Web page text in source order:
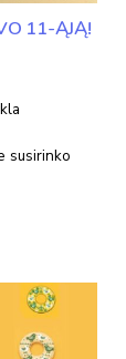
11-ĄJĄ!
susirinko